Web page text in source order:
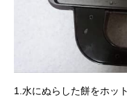
1.水にぬらした餅をホッ